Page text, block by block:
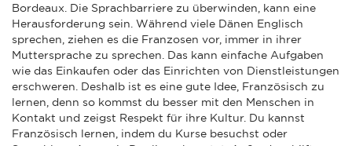
Bordeaux. Die Sprachbarriere zu überwinden, kann eine
Herausforderung sein. Während viele Dänen Englisch
sprechen, ziehen es die Franzosen vor, immer in ihrer
Muttersprache zu sprechen. Das kann einfache Aufgaben
wie das Einkaufen oder das Einrichten von Dienstleistungen
erschweren. Deshalb ist es eine gute Idee, Französisch zu
lernen, denn so kommst du besser mit den Menschen in
Kontakt und zeigst Respekt für ihre Kultur. Du kannst
Französisch lernen, indem du Kurse besuchst oder